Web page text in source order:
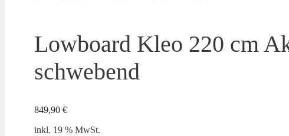
Lowboard Kleo 220 cm
schwebend
849,90 €
inkl. 19 % MwSt.